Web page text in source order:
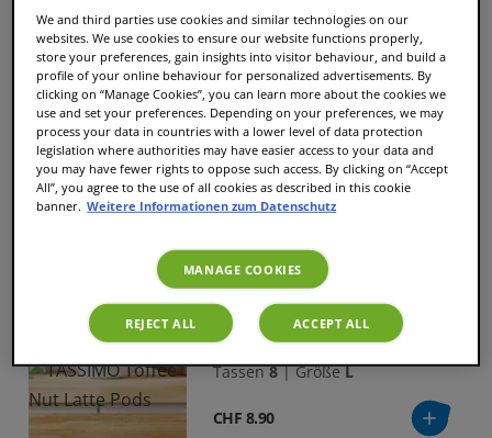
CHF 8.90
Jacobs Latte Macchiato
Caramel
Tassen 8|Größe L
Toffee Nut Latte
Tassen 8|Größe L
CHF 8.90
We and third parties use cookies and similar technologies on our
websites. We use cookies to ensure our website functions properly,
store your preferences, gain insights into visitor behaviour, and build a
profile of your online behaviour for personalized advertisements. By
clicking on “Manage Cookies”, you can learn more about the cookies we
use and set your preferences. Depending on your preferences, we may
process your data in countries with a lower level of data protection
legislation where authorities may have easier access to your data and
you may have fewer rights to oppose such access. By clicking on “Accept
All”, you agree to the use of all cookies as described in this cookie
banner. Weitere Informationen zum Datenschutz
MANAGE COOKIES
REJECT ALL ACCEPT ALL